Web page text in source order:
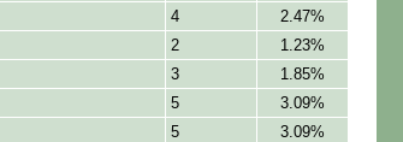
4
2.47%
2
1.23%
3
1.85%
5
3.09%
5
3.09%